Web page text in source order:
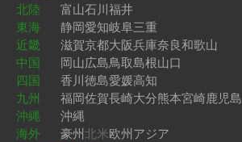
北陸
富山石川福井
東海
静岡愛知岐阜三重
近畿
滋賀京都大阪兵庫奈良和歌山
中国
岡山広島鳥取島根山口
四国
香川徳島愛媛高知
九州
福岡佐賀長崎大分熊本宮崎鹿児島
沖縄
沖縄
海外
豪州北米欧州アジア